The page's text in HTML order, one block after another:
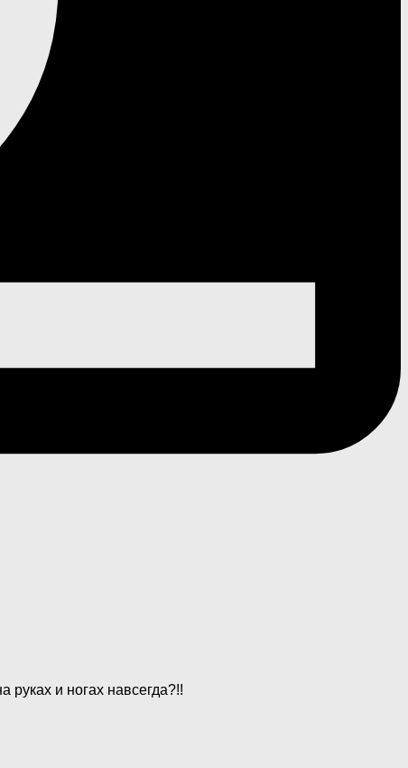
руках и ногах навсегда?!!